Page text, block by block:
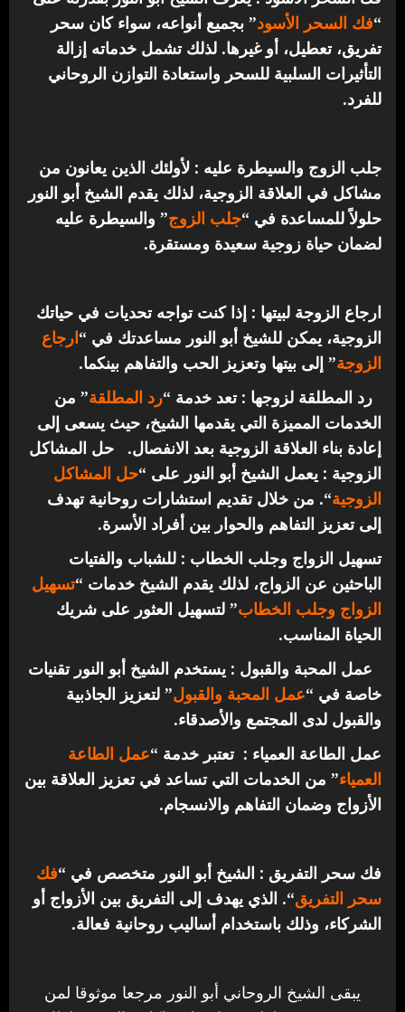
“فك السحر الأسود” بجميع أنواعه، سواء كان سحر
تفريق، تعطيل، أو غيرها. لذلك تشمل خدماته إزالة
التأثيرات السلبية للسحر واستعادة التوازن الروحاني
للفرد.
جلب الزوج والسيطرة عليه : لأولئك الذين يعانون من
مشاكل في العلاقة الزوجية، لذلك يقدم الشيخ أبو النور
حلولاً للمساعدة في “جلب الزوج” والسيطرة عليه
لضمان حياة زوجية سعيدة ومستقرة.
ارجاع الزوجة لبيتها : إذا كنت تواجه تحديات في حياتك
الزوجية، يمكن للشيخ أبو النور مساعدتك في “ارجاع
الزوجة” إلى بيتها وتعزيز الحب والتفاهم بينكما.
رد المطلقة لزوجها : تعد خدمة “رد المطلقة” من
الخدمات المميزة التي يقدمها الشيخ، حيث يسعى إلى
إعادة بناء العلاقة الزوجية بعد الانفصال.
حل المشاكل
الزوجية : يعمل الشيخ أبو النور على “حل المشاكل
الزوجية“. من خلال تقديم استشارات روحانية تهدف
إلى تعزيز التفاهم والحوار بين أفراد الأسرة.
تسهيل الزواج وجلب الخطاب : للشباب والفتيات
الباحثين عن الزواج، لذلك يقدم الشيخ خدمات “تسهيل
الزواج وجلب الخطاب” لتسهيل العثور على شريك
الحياة المناسب.
عمل المحبة والقبول : يستخدم الشيخ أبو النور تقنيات
خاصة في “عمل المحبة والقبول” لتعزيز الجاذبية
والقبول لدى المجتمع والأصدقاء.
عمل الطاعة العمياء : تعتبر خدمة “عمل الطاعة
العمياء” من الخدمات التي تساعد في تعزيز العلاقة بين
الأزواج وضمان التفاهم والانسجام.
فك سحر التفريق : الشيخ أبو النور متخصص في “فك
سحر التفريق“. الذي يهدف إلى التفريق بين الأزواج أو
الشركاء، وذلك باستخدام أساليب روحانية فعالة.
يبقى الشيخ الروحاني أبو النور مرجعا موثوقا لمن